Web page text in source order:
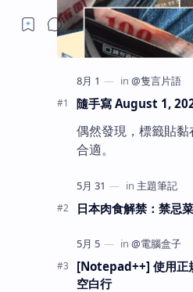
隨手寫 August 1,
偶然發現，標籤貼
合適。
日本肉食解禁：禁忌
[Notepad++] 使用正
空白行